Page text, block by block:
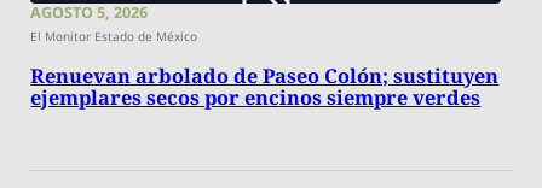
AGOSTO 5, 2026
El Monitor Estado de México
Renuevan arbolado de Paseo Colón; sustituyen
ejemplares secos por encinos siempre verdes